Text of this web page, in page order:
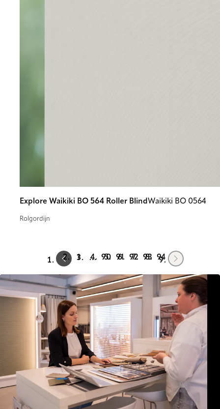
Explore Waikiki BO 564 Roller BlindWaikiki BO 0564
Rolgordijn
Prev 1 … 90 91 92 93 94 Next